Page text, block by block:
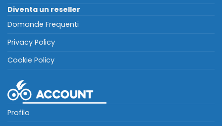
Diventa un reseller
Domande Frequenti
Privacy Policy
Cookie Policy
Profilo